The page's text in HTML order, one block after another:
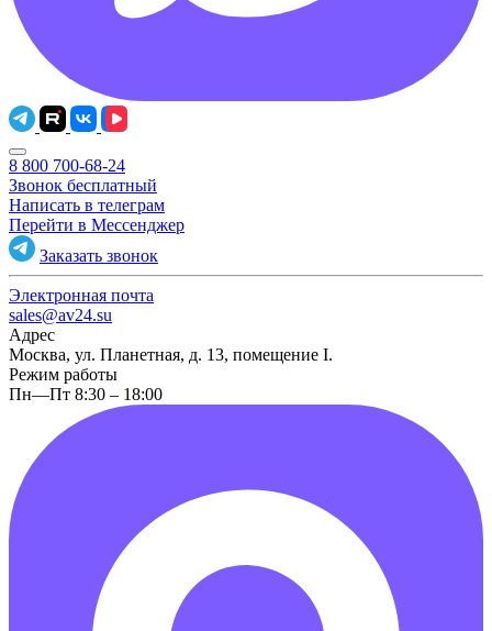
8 800 700-68-24
Звонок бесплатный
Написать в телеграм
Перейти в Мессенджер
Заказать звонок
Электронная почта
sales@av24.su
Адрес
Москва, ул. Планетная, д. 13, помещение I.
Режим работы
Пн—Пт 8:30 – 18:00